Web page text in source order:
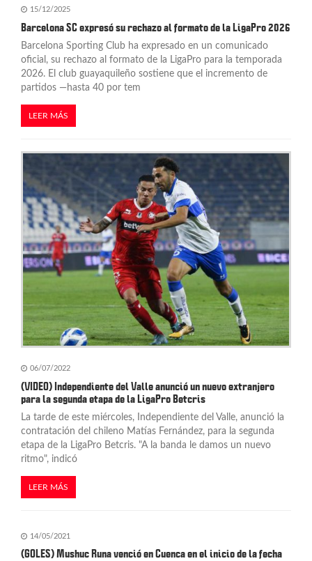
d
a
s
15/12/2025
Barcelona SC expresó su rechazo al formato de la LigaPro 2026
Barcelona Sporting Club ha expresado en un comunicado
oficial, su rechazo al formato de la LigaPro para la temporada
2026. El club guayaquileño sostiene que el incremento de
partidos —hasta 40 por tem
LEER MÁS
06/07/2022
(VIDEO) Independiente del Valle anunció un nuevo extranjero
para la segunda etapa de la LigaPro Betcris
La tarde de este miércoles, Independiente del Valle, anunció la
contratación del chileno Matías Fernández, para la segunda
etapa de la LigaPro Betcris. "A la banda le damos un nuevo
ritmo", indicó
LEER MÁS
14/05/2021
(GOLES) Mushuc Runa venció en Cuenca en el inicio de la fecha